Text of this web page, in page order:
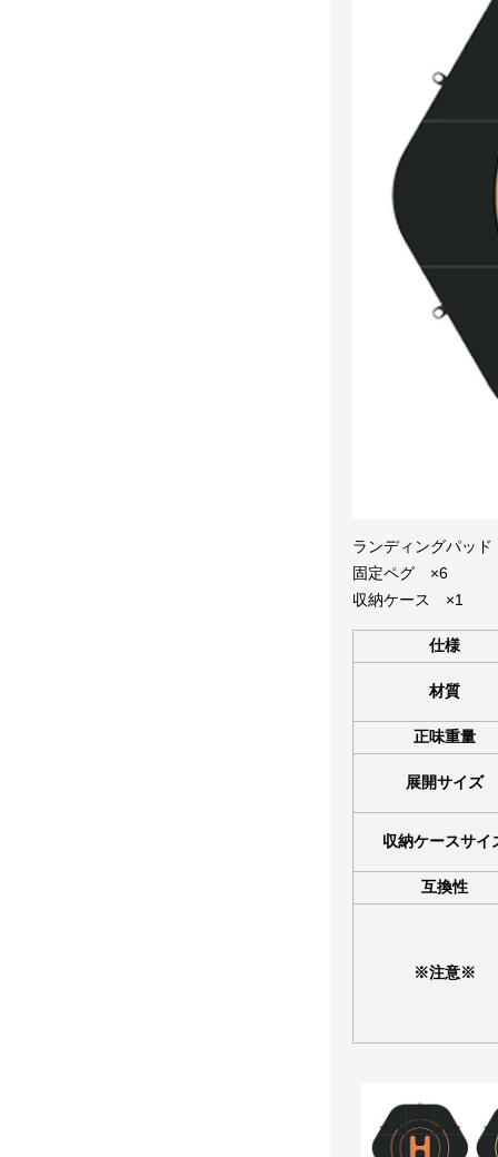
ランディングパッ
固定ペグ ×6
収納ケース ×1
仕様
材質
正味重量
展開サイズ
収納ケースサイ
互換性
※注意※